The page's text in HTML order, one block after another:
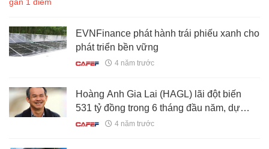
EVNFinance phát hành trái phiếu xanh cho
phát triển bền vững
4 năm trước
Hoàng Anh Gia Lai (HAGL) lãi đột biến
531 tỷ đồng trong 6 tháng đầu năm, dự
kiến sản lượng heo xuất bán tăng gấp đôi
4 năm trước